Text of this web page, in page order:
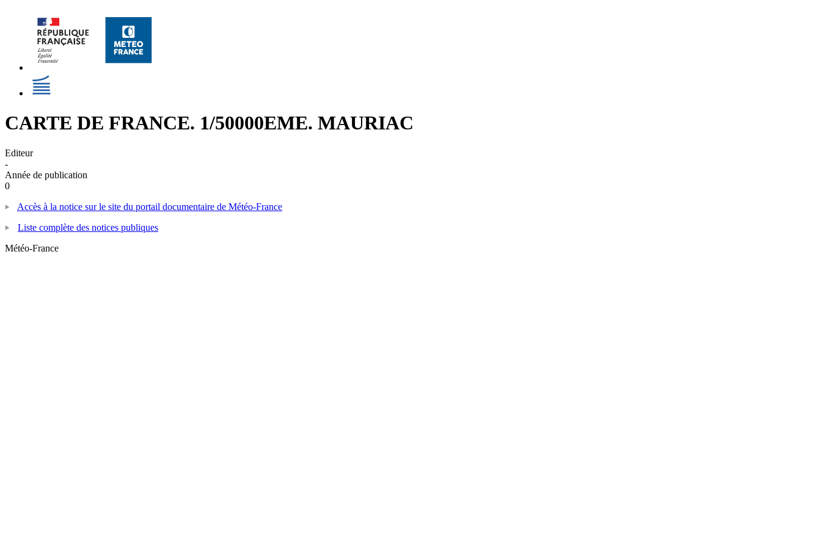
CARTE DE FRANCE. 1/50000EME. MAURIAC
Editeur
-
Année de publication
0
Accès à la notice sur le site du portail documentaire de Météo-France
Liste complète des notices publiques
Météo-France